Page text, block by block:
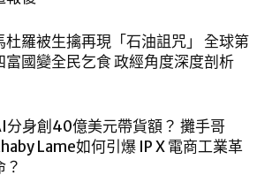
杜羅被生擒再現「石油詛咒」 全球第
富國變全民乞食 政經角度深度剖析
分身創40億美元帶貨額？ 攤手哥
Lame如何引爆 IP X 電商工業革
？